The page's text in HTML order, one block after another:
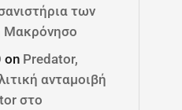
των
Μακρόνησο
on Predator,
ανταμοιβή
στο